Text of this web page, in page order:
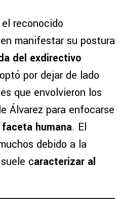
reconocido
manifestar su postura
del exdirectivo
por dejar de lado
que envolvieron los
Álvarez para enfocarse
humana